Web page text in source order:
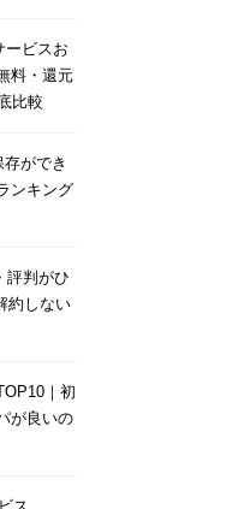
ービスお
料・還元
比較
存ができ
ンキング
評判がひ
約しない
｜初
が良いの